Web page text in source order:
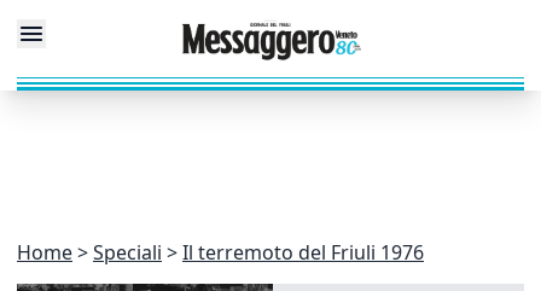
Home Speciali Il terremoto del Friuli 1976